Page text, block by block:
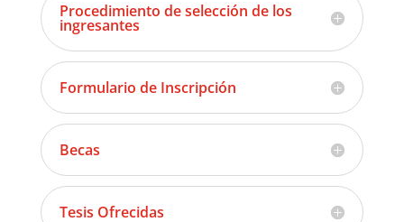
Procedimiento de selección de los
ingresantes
Formulario de Inscripción
Becas
Tesis Ofrecidas